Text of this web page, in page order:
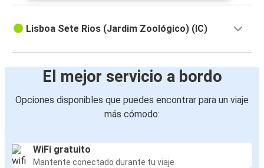
Lisboa Sete Rios (Jardim Zoológico) (IC)
El mejor servicio a bordo
Opciones disponibles que puedes encontrar para un viaje
más cómodo:
WiFi gratuito
Mantente conectado durante tu viaje